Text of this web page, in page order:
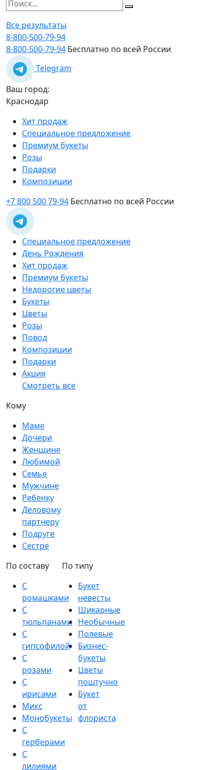
Все результаты
8-800-500-79-94
8-800-500-79-94 Бесплатно по всей России
Telegram
Ваш город:
Краснодар
Хит продаж
Специальное предложение
Премиум букеты
Розы
Подарки
Композиции
+7 800 500 79-94 Бесплатно по всей России
Специальное предложение
День Рождения
Хит продаж
Премиум букеты
Недорогие цветы
Букеты
Цветы
Розы
Повод
Композиции
Подарки
Акция
Смотреть все
Кому
Маме
Дочери
Женщине
Любимой
Семье
Мужчине
Ребенку
Деловому
партнеру
Подруге
Сестре
По составу
С
ромашками
С
тюльпанами
С
гипсофилой
С
розами
С
ирисами
Микс
Монобукеты
С
герберами
С
лилиями
По типу
Букет
невесты
Шикарные
Необычные
Полевые
Бизнес-
букеты
Цветы
поштучно
Букет
от
флориста